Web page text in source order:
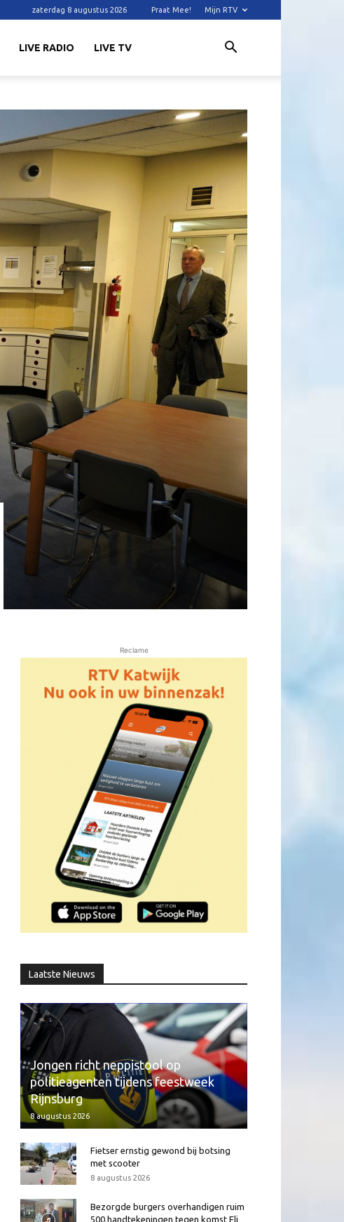
zaterdag 8 augustus 2026 Praat Mee! Mijn RTV
LIVE RADIO LIVE TV
Reclame
Laatste Nieuws
Jongen richt neppistool op
politieagenten tijdens feestweek
Rijnsburg
8 augustus 2026
Fietser ernstig gewond bij botsing
met scooter
8 augustus 2026
Bezorgde burgers overhandigen ruim
500 handtekeningen tegen komst Eli